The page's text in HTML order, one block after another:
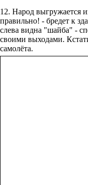
12. Народ выгружается
правильно! - бредет к
слева видна "шайба" -
своими выходами.
самолёта.